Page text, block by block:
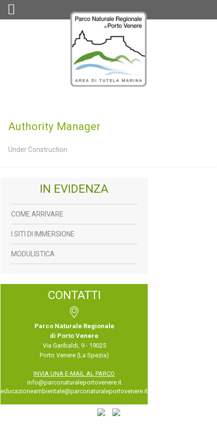
Authority Manager
Under Construction
CONTATTI
Parco Naturale Regionale
di Porto Venere
Via Garibaldi, 9 - 19025
Porto Venere (La Spezia)
INVIA UNA E-MAIL AL PARCO
info@parconaturaleportovenere.it
educazioneambientale@parconaturaleportovenere.it
IN EVIDENZA
COME ARRIVARE
I SITI DI IMMERSIONE
MODULISTICA